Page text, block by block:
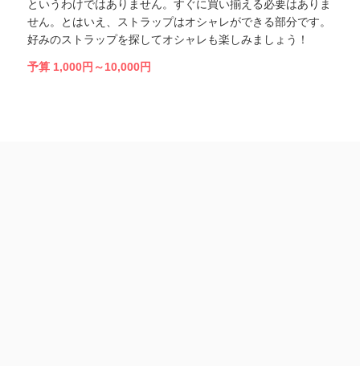
というわけではありません。すぐに買い揃える必要はありま
せん。とはいえ、ストラップはオシャレができる部分です。
好みのストラップを探してオシャレも楽しみましょう！
予算 1,000円～10,000円